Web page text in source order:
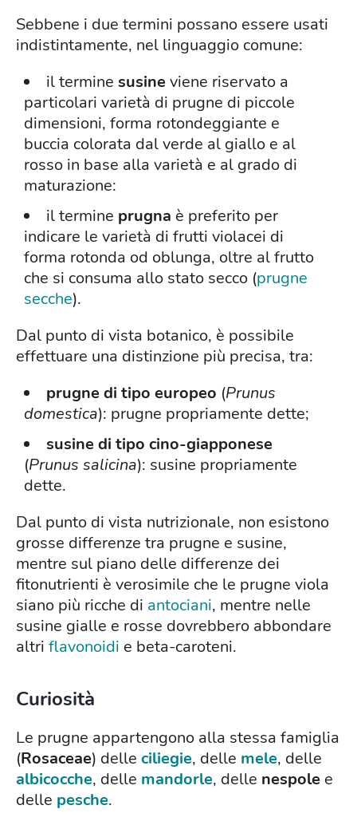
Sebbene i due termini possano essere usati
indistintamente, nel linguaggio comune:
il termine susineviene riservato a
particolari varietà di prugne di piccole
dimensioni, forma rotondeggiante e
buccia colorata dal verde al giallo e al
rosso in base alla varietà e al grado di
maturazione:
il termine prugna è preferito per
indicare le varietà di frutti violacei di
forma rotonda od oblunga, oltre al frutto
che si consuma allo stato secco (prugne
secche).
Dal punto di vista botanico, è possibile
effettuare una distinzione più precisa, tra:
prugne di tipo europeo (Prunus
domestica): prugne propriamente dette;
susine di tipo cino-giapponese
(Prunus salicina): susine propriamente
dette.
Dal punto di vista nutrizionale, non esistono
grosse differenze tra prugne e susine,
mentre sul piano delle differenze dei
fitonutrienti è verosimile che le prugne viola
siano più ricche di antociani, mentre nelle
susine gialle e rosse dovrebbero abbondare
altri flavonoidi e beta-caroteni.
Curiosità
Le prugne appartengono alla stessa famiglia
(Rosaceae) delle ciliegie, delle mele, delle
albicocche, delle mandorle, delle nespole e
delle pesche.